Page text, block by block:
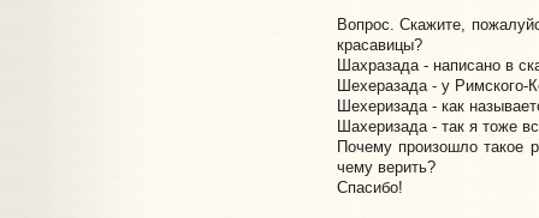
Вопрос. Скажите,
красавицы?
Шахразада - написано в
Шехеразада - у Римского-
Шехеризада - как
Шахеризада - так я тоже
Почему произошло такое
чему верить?
Спасибо!